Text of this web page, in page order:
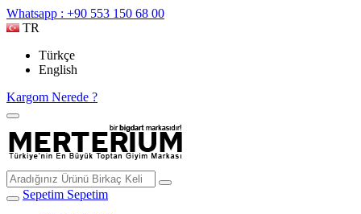
Whatsapp : +90 553 150 68 00
TR
Türkçe
English
Kargom Nerede ?
Sepetim Sepetim